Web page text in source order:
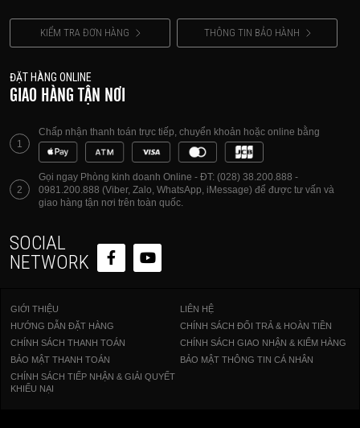
KIỂM TRA ĐƠN HÀNG THÔNG TIN BẢO HÀNH
ĐẶT HÀNG ONLINE
GIAO HÀNG TẬN NƠI
1
Chấp nhận thanh toán trực tiếp, chuyển khoản hoặc online bằng
2
Gọi ngay Phòng kinh doanh Online - ĐT: (028) 38.200.888 -
0981.200.888 (Viber, Zalo, WhatsApp, iMessage) để được tư vấn và
giao hàng tận nơi trên toàn quốc.
SOCIAL
NETWORK
GIỚI THIỆU
LIÊN HỆ
HƯỚNG DẪN ĐẶT HÀNG
CHÍNH SÁCH ĐỔI TRẢ & HOÀN TIỀN
CHÍNH SÁCH THANH TOÁN
CHÍNH SÁCH GIAO NHẬN & KIỂM HÀNG
BẢO MẬT THANH TOÁN
BẢO MẬT THÔNG TIN CÁ NHÂN
CHÍNH SÁCH TIẾP NHẬN & GIẢI QUYẾT
KHIẾU NẠI